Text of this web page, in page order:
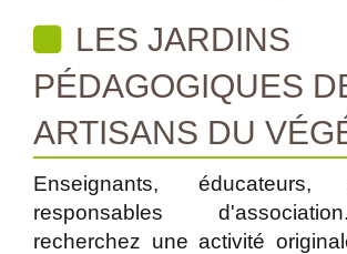
LES JARDINS
PÉDAGOGIQUES
ARTISANS DU
Enseignants, éducateurs,
responsables
recherchez une activité